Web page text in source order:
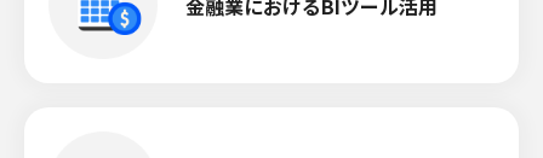
金融業におけるBIツール活用